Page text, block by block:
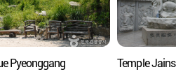
Pyeonggang
Temple